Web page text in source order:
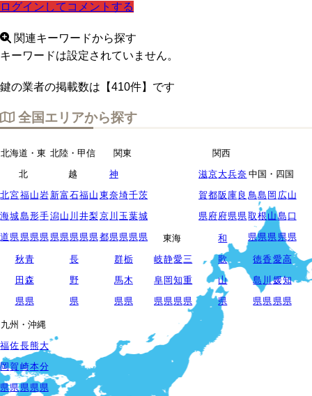
ログインしてコメントする
関連キーワードから探す
キーワードは設定されていません。
鍵の業者の掲載数は 【410件】 です
全国エリアから探す
北海道・東
北
北
海
道
宮
城
県
福
島
県
山
形
県
岩
手
県
秋
田
県
青
森
県
北陸・甲信
越
新
潟
県
富
山
県
石
川
県
福
井
県
山
梨
県
長
野
県
関東
東
京
都
神
奈
川
県
埼
玉
県
千
葉
県
茨
城
県
群
馬
県
栃
木
県
東海
岐
阜
県
静
岡
県
愛
知
県
三
重
県
関西
滋
賀
県
京
都
府
大
阪
府
兵
庫
県
奈
良
県
和
歌
山
県
中国・四国
鳥
取
県
島
根
県
岡
山
県
広
島
県
山
口
県
徳
島
県
香
川
県
愛
媛
県
高
知
県
九州・沖縄
福
岡
県
佐
賀
県
長
崎
県
熊
本
県
大
分
県